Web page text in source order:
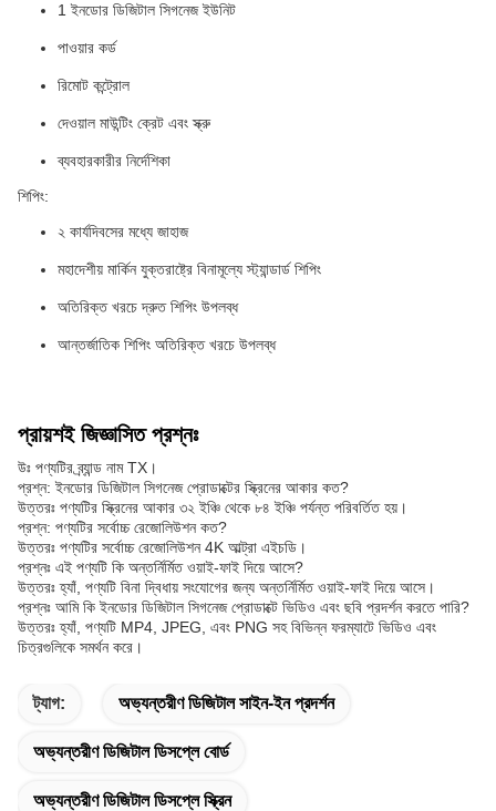
1 ইনডোর ডিজিটাল সিগনেজ ইউনিট
পাওয়ার কর্ড
রিমোট কন্ট্রোল
দেওয়াল মাউন্টিং ক্রেট এবং স্ক্রু
ব্যবহারকারীর নির্দেশিকা
শিপিং:
২ কার্যদিবসের মধ্যে জাহাজ
মহাদেশীয় মার্কিন যুক্তরাষ্ট্রে বিনামূল্যে স্ট্যান্ডার্ড শিপিং
অতিরিক্ত খরচে দ্রুত শিপিং উপলব্ধ
আন্তর্জাতিক শিপিং অতিরিক্ত খরচে উপলব্ধ
প্রায়শই জিজ্ঞাসিত প্রশ্নঃ
উঃ পণ্যটির ব্র্যান্ড নাম TX।
প্রশ্ন: ইনডোর ডিজিটাল সিগনেজ প্রোডাক্টের স্ক্রিনের আকার কত?
উত্তরঃ পণ্যটির স্ক্রিনের আকার ৩২ ইঞ্চি থেকে ৮৪ ইঞ্চি পর্যন্ত পরিবর্তিত হয়।
প্রশ্ন: পণ্যটির সর্বোচ্চ রেজোলিউশন কত?
উত্তরঃ পণ্যটির সর্বোচ্চ রেজোলিউশন 4K আল্ট্রা এইচডি।
প্রশ্নঃ এই পণ্যটি কি অন্তর্নির্মিত ওয়াই-ফাই দিয়ে আসে?
উত্তরঃ হ্যাঁ, পণ্যটি বিনা দ্বিধায় সংযোগের জন্য অন্তর্নির্মিত ওয়াই-ফাই দিয়ে আসে।
প্রশ্নঃ আমি কি ইনডোর ডিজিটাল সিগনেজ প্রোডাক্টে ভিডিও এবং ছবি প্রদর্শন করতে পারি?
উত্তরঃ হ্যাঁ, পণ্যটি MP4, JPEG, এবং PNG সহ বিভিন্ন ফরম্যাটে ভিডিও এবং
চিত্রগুলিকে সমর্থন করে।
ট্যাগ: অভ্যন্তরীণ ডিজিটাল সাইন-ইন প্রদর্শন
অভ্যন্তরীণ ডিজিটাল ডিসপ্লে বোর্ড
অভ্যন্তরীণ ডিজিটাল ডিসপ্লে স্ক্রিন